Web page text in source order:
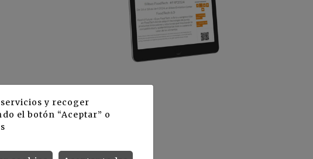
con
y recoger
el botón “Aceptar” o